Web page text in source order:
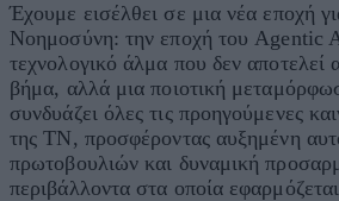
Έχουμε εισέλθει σε μια νέα εποχή
Νοημοσύνη: την εποχή του Agentic
τεχνολογικό άλμα που δεν αποτελεί
βήμα, αλλά μια ποιοτική
συνδυάζει όλες τις προηγούμενες
της ΤΝ, προσφέροντας αυξημένη
πρωτοβουλιών και δυναμική
περιβάλλοντα στα οποία